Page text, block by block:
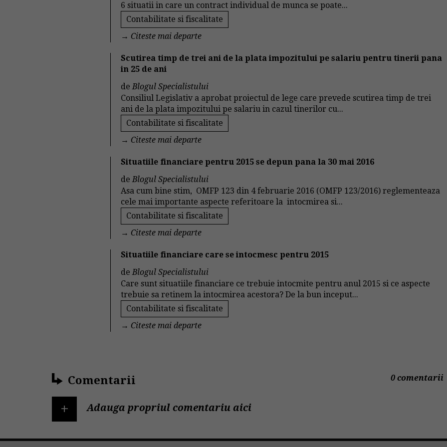
6 situatii in care un contract individual de munca se poate...
Contabilitate si fiscalitate
→ Citeste mai departe
Scutirea timp de trei ani de la plata impozitului pe salariu pentru tinerii pana
in 25 de ani
deBlogul Specialistului
Consiliul Legislativ a aprobat proiectul de lege care prevede scutirea timp de trei
ani de la plata impozitului pe salariu in cazul tinerilor cu...
Contabilitate si fiscalitate
→ Citeste mai departe
Situatiile financiare pentru 2015 se depun pana la 30 mai 2016
deBlogul Specialistului
Asa cum bine stim, OMFP 123 din 4 februarie 2016 (OMFP 123/2016) reglementeaza
cele mai importante aspecte referitoare la intocmirea si...
Contabilitate si fiscalitate
→ Citeste mai departe
Situatiile financiare care se intocmesc pentru 2015
deBlogul Specialistului
Care sunt situatiile financiare ce trebuie intocmite pentru anul 2015 si ce aspecte
trebuie sa retinem la intocmirea acestora? De la bun inceput...
Contabilitate si fiscalitate
→ Citeste mai departe
Comentarii 0 comentarii
+ Adauga propriul comentariu aici